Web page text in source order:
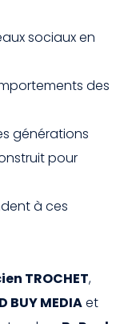
sociaux en
des
générations
pour
à ces
TROCHET,
BUY MEDIAet